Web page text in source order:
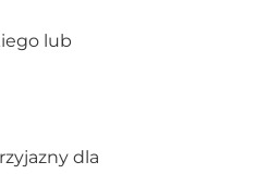
lub
dla